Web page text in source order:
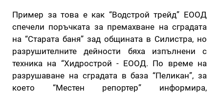
Пример за това е как “Водстрой трейд” ЕООД
спечели поръчката за премахване на сградата
на “Старата баня” зад общината в Силистра, но
разрушителните дейности бяха изпълнени с
техника на “Хидрострой - ЕООД. По време на
разрушаване на сградата в база “Пеликан”, за
което “Местен репортер” информира,